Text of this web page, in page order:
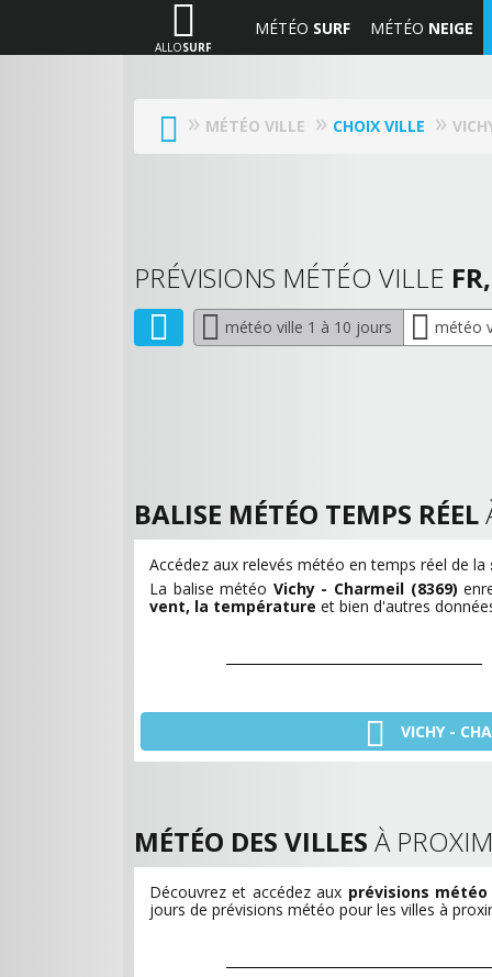
ALLOSURF
MÉTÉO SURF MÉTÉO NEIGE
MÉTÉO VILLE CHOIX VILLE
PRÉVISIONS MÉTÉO VILLE
météo ville 1 à 10 jours météo
BALISE MÉTÉO TEMPS RÉEL
Accédez aux relevés météo en temps réel de la
La balise météo Vichy - Charmeil (8369)
vent, la température et bien d'autres
VICHY -
MÉTÉO DES VILLES À
Découvrez et accédez aux prévisions météo
jours de prévisions météo pour les villes à